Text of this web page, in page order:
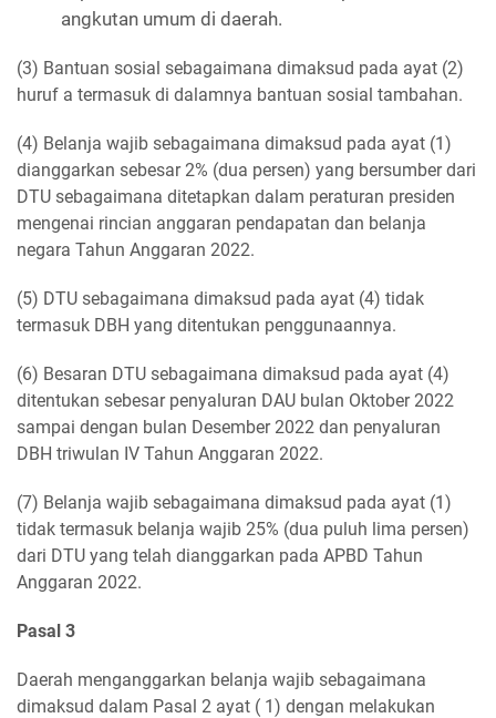
angkutan umum di daerah.
(3) Bantuan sosial sebagaimana dimaksud pada ayat (2)
huruf a termasuk di dalamnya bantuan sosial tambahan.
(4) Belanja wajib sebagaimana dimaksud pada ayat (1)
dianggarkan sebesar 2% (dua persen) yang bersumber dari
DTU sebagaimana ditetapkan dalam peraturan presiden
mengenai rincian anggaran pendapatan dan belanja
negara Tahun Anggaran 2022.
(5) DTU sebagaimana dimaksud pada ayat (4) tidak
termasuk DBH yang ditentukan penggunaannya.
(6) Besaran DTU sebagaimana dimaksud pada ayat (4)
ditentukan sebesar penyaluran DAU bulan Oktober 2022
sampai dengan bulan Desember 2022 dan penyaluran
DBH triwulan IV Tahun Anggaran 2022.
(7) Belanja wajib sebagaimana dimaksud pada ayat (1)
tidak termasuk belanja wajib 25% (dua puluh lima persen)
dari DTU yang telah dianggarkan pada APBD Tahun
Anggaran 2022.
Pasal 3
Daerah menganggarkan belanja wajib sebagaimana
dimaksud dalam Pasal 2 ayat ( 1) dengan melakukan